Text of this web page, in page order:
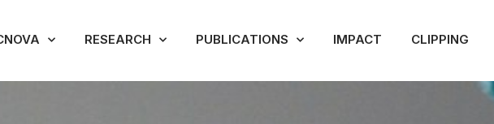
RESEARCH PUBLICATIONS IMPACT CLIPPING